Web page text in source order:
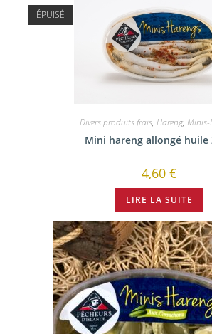
ÉPUISÉ
Divers produits frais, Hareng, Minis-
Mini hareng allongé huile
4,60 €
LIRE LA SUITE